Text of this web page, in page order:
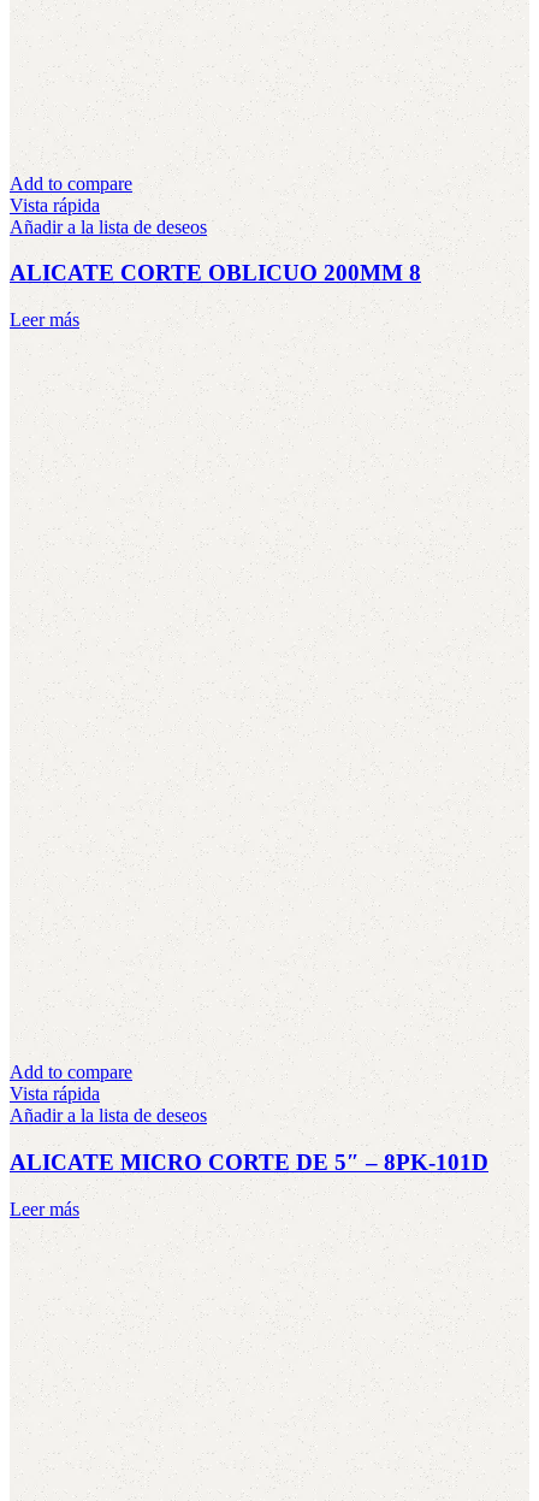
Add to compare
Vista rápida
Añadir a la lista de deseos
ALICATE CORTE OBLICUO 200MM 8
Leer más
Add to compare
Vista rápida
Añadir a la lista de deseos
ALICATE MICRO CORTE DE 5″ – 8PK-101D
Leer más